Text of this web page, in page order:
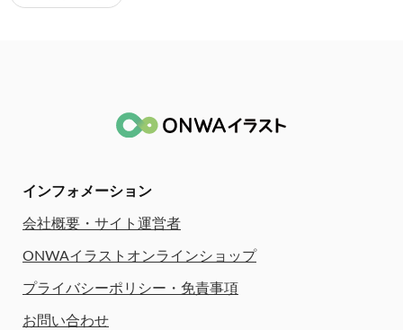
インフォメーション
会社概要・サイト運営者
ONWAイラストオンラインショップ
プライバシーポリシー・免責事項
お問い合わせ